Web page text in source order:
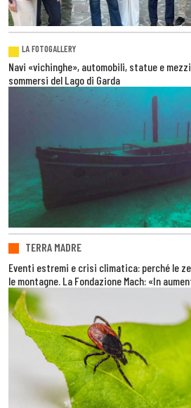
LA FOTOGALLERY
Navi «vichinghe», automobili, statue e
sommersi del Lago di Garda
TERRA MADRE
Eventi estremi e crisi climatica: perché le
le montagne. La Fondazione Mach: «In